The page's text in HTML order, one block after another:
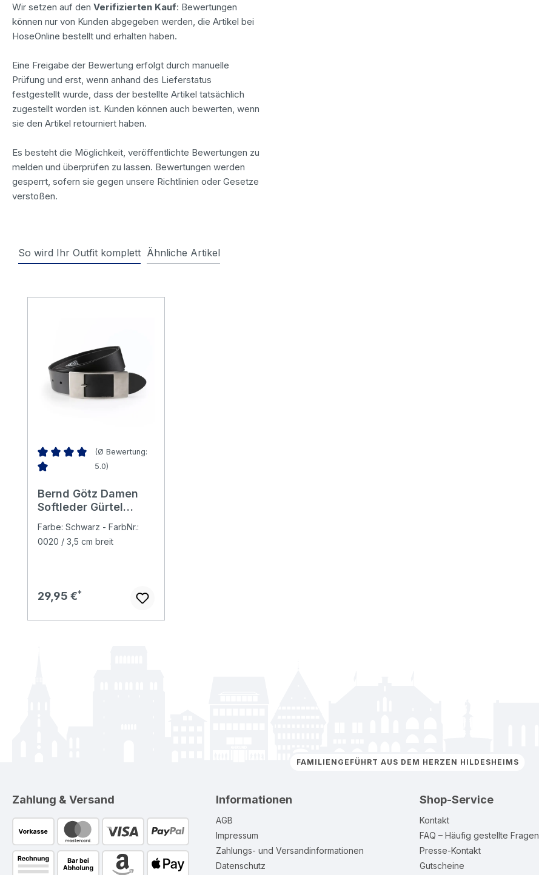
Wir setzen auf den Verifizierten Kauf: Bewertungen
können nur von Kunden abgegeben werden, die Artikel bei
HoseOnline bestellt und erhalten haben.
Eine Freigabe der Bewertung erfolgt durch manuelle
Prüfung und erst, wenn anhand des Lieferstatus
festgestellt wurde, dass der bestellte Artikel tatsächlich
zugestellt worden ist. Kunden können auch bewerten, wenn
sie den Artikel retourniert haben.
Es besteht die Möglichkeit, veröffentlichte Bewertungen zu
melden und überprüfen zu lassen. Bewertungen werden
gesperrt, sofern sie gegen unsere Richtlinien oder Gesetze
verstoßen.
So wird Ihr Outfit komplett Ähnliche Artikel
(Ø Bewertung:
5.0)
Bernd Götz Damen
Softleder Gürtel
Farbe: Schwarz - FarbNr.:
0020 / 3,5 cm breit
Regulärer Preis:
29,95 €
FAMILIENGEFÜHRT AUS DEM HERZEN HILDESHEIMS
Zahlung & Versand Informationen
AGB
Impressum
Zahlungs- und Versandinformationen
Datenschutz
Shop-Service
Kontakt
FAQ – Häufig gestellte Fragen
Presse-Kontakt
Gutscheine